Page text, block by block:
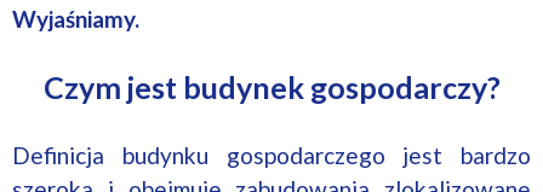
Wyjaśniamy.
Czym jest budynek gospodarczy?
Definicja budynku gospodarczego jest bardzo